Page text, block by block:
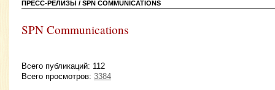
ПРЕСС-РЕЛИЗЫ / SPN COMMUNICATIONS
SPN Communications
Всего публикаций: 112
Всего просмотров: 3384